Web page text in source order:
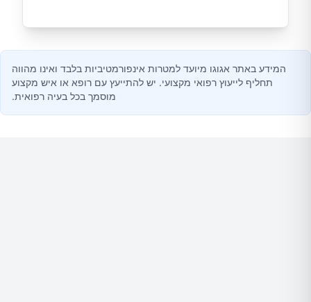
המידע באתר אגוגו מיועד למטרות אינפורמטיביות בלבד ואינו מהווה
תחליף לייעוץ רפואי מקצועי. יש להתייעץ עם רופא או איש מקצוע
מוסמך בכל בעיה רפואית.